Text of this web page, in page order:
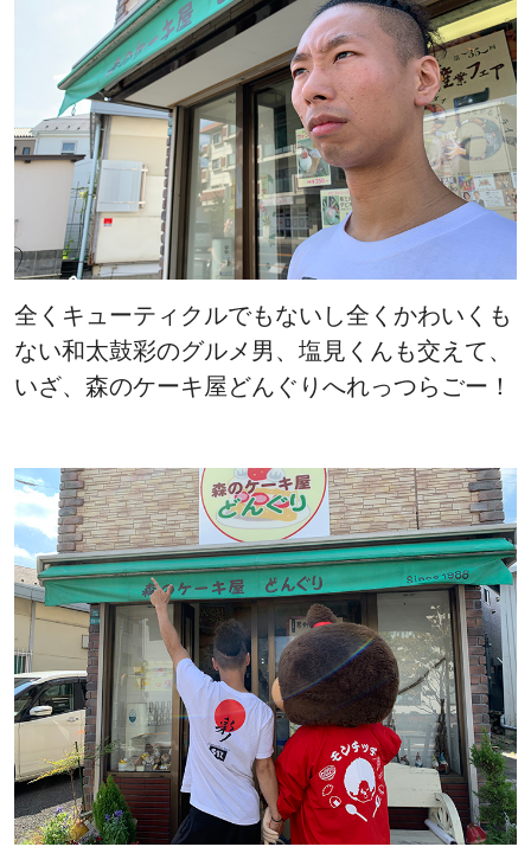
全くキューティクルでもないし全くかわいくも
ない和太鼓彩のグルメ男、塩見くんも交えて、
いざ、森のケーキ屋どんぐりへれっつらごー！